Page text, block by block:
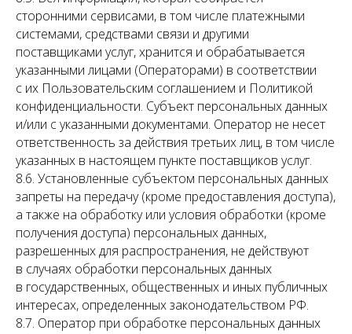
сторонними сервисами, в том числе платежными
системами, средствами связи и другими
поставщиками услуг, хранится и обрабатывается
указанными лицами (Операторами) в соответствии
с их Пользовательским соглашением и Политикой
конфиденциальности. Субъект персональных данных
и/или с указанными документами. Оператор не несет
ответственность за действия третьих лиц, в том числе
указанных в настоящем пункте поставщиков услуг.
8.6. Установленные субъектом персональных данных
запреты на передачу (кроме предоставления доступа),
а также на обработку или условия обработки (кроме
получения доступа) персональных данных,
разрешенных для распространения, не действуют
в случаях обработки персональных данных
в государственных, общественных и иных публичных
интересах, определенных законодательством РФ.
8.7. Оператор при обработке персональных данных